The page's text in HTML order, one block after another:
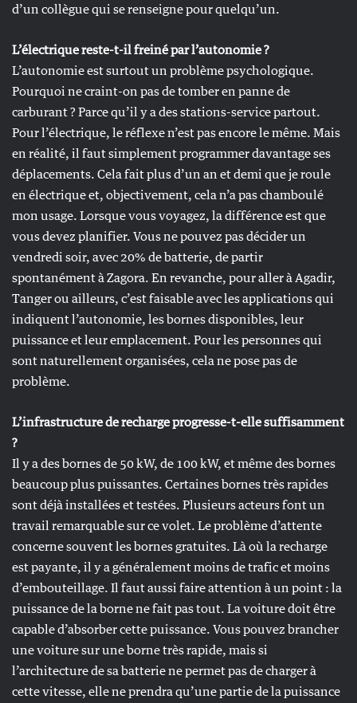
d’un collègue qui se renseigne pour quelqu’un.
L’électrique reste-t-il freiné par l’autonomie ?
L’autonomie est surtout un problème psychologique.
Pourquoi ne craint-on pas de tomber en panne de
carburant ? Parce qu’il y a des stations-service partout.
Pour l’électrique, le réflexe n’est pas encore le même. Mais
en réalité, il faut simplement programmer davantage ses
déplacements. Cela fait plus d’un an et demi que je roule
en électrique et, objectivement, cela n’a pas chamboulé
mon usage. Lorsque vous voyagez, la différence est que
vous devez planifier. Vous ne pouvez pas décider un
vendredi soir, avec 20% de batterie, de partir
spontanément à Zagora. En revanche, pour aller à Agadir,
Tanger ou ailleurs, c’est faisable avec les applications qui
indiquent l’autonomie, les bornes disponibles, leur
puissance et leur emplacement. Pour les personnes qui
sont naturellement organisées, cela ne pose pas de
problème.
L’infrastructure de recharge progresse-t-elle suffisamment
?
Il y a des bornes de 50 kW, de 100 kW, et même des bornes
beaucoup plus puissantes. Certaines bornes très rapides
sont déjà installées et testées. Plusieurs acteurs font un
travail remarquable sur ce volet. Le problème d’attente
concerne souvent les bornes gratuites. Là où la recharge
est payante, il y a généralement moins de trafic et moins
d’embouteillage. Il faut aussi faire attention à un point : la
puissance de la borne ne fait pas tout. La voiture doit être
capable d’absorber cette puissance. Vous pouvez brancher
une voiture sur une borne très rapide, mais si
l’architecture de sa batterie ne permet pas de charger à
cette vitesse, elle ne prendra qu’une partie de la puissance